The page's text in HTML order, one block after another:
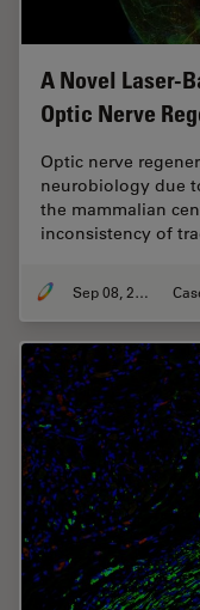
A Novel Laser-
Optic Nerve
Optic nerve
neurobiology due
the mammalian
inconsistency of
Sep 08, 2025